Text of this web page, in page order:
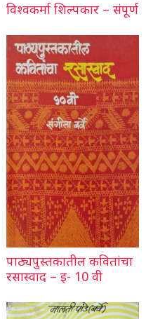
विश्वकर्मा शिल्पकार – संपूर्ण
पाठ्यपुस्तकातील कवितांचा
रसास्वाद – इ- 10 वी